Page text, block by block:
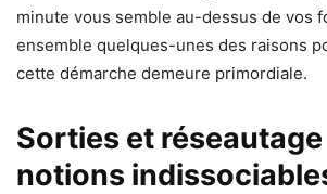
minute vous semble au-dessus de vos
ensemble quelques-unes des raisons
cette démarche demeure primordiale.
Sorties et
notions